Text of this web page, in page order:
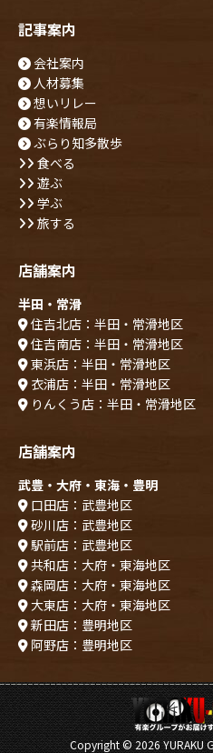
記事案内
会社案内
人材募集
想いリレー
有楽情報局
ぶらり知多散歩
食べる
遊ぶ
学ぶ
旅する
店舗案内
半田・常滑
住吉北店：半田・常滑地区
住吉南店：半田・常滑地区
東浜店：半田・常滑地区
衣浦店：半田・常滑地区
りんくう店：半田・常滑地区
店舗案内
武豊・大府・東海・豊明
口田店：武豊地区
砂川店：武豊地区
駅前店：武豊地区
共和店：大府・東海地区
森岡店：大府・東海地区
大東店：大府・東海地区
新田店：豊明地区
阿野店：豊明地区
Copyright ©2026 YURAKU